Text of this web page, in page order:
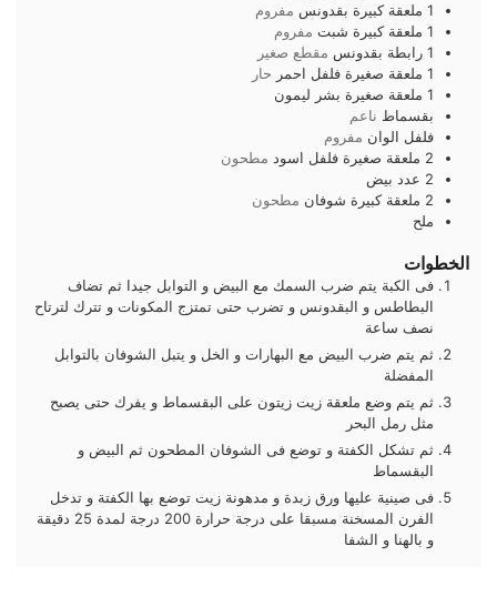
1 ملعقة كبيرة بقدونس مفروم
1 ملعقة كبيرة شبت مفروم
1 رابطة بقدونس مقطع صغير
1 ملعقة صغيرة فلفل احمر حار
1 ملعقة صغيرة بشر ليمون
بقسماط ناعم
فلفل الوان مفروم
2 ملعقة صغيرة فلفل اسود مطحون
2 عدد بيض
2 ملعقة كبيرة شوفان مطحون
ملح
الخطوات
فى الكبة يتم ضرب السمك مع البيض و التوابل جيدا ثم تضاف
البطاطس و البقدونس و تضرب حتى تمتزج المكونات و تترك لترتاح
نصف ساعة
ثم يتم ضرب البيض مع البهارات و الخل و يتبل الشوفان بالتوابل
المفضلة
ثم يتم وضع ملعقة زيت زيتون على البقسماط و يفرك حتى يصبح
مثل رمل البحر
ثم تشكل الكفتة و توضع فى الشوفان المطحون ثم البيض و
البقسماط
فى صينية عليها ورق زبدة و مدهونة زيت توضع بها الكفتة و تدخل
الفرن المسخنة مسبقا على درجة حرارة 200 درجة لمدة 25 دقيقة
و بالهنا و الشفا